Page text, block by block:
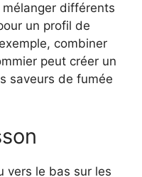
mélanger différents
un profil de
combiner
peut créer un
saveurs de fumée
vers le bas sur les